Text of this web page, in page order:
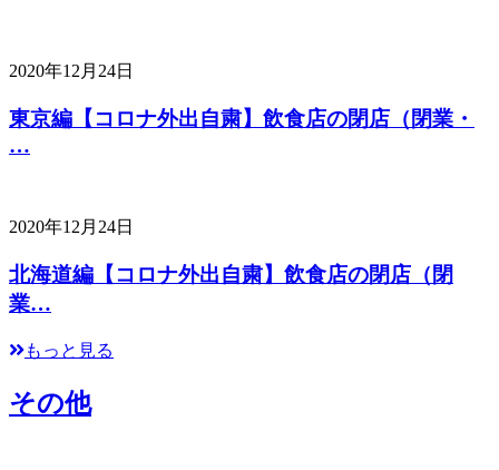
2020年12月24日
東京編【コロナ外出自粛】飲食店の閉店（閉業・
…
2020年12月24日
北海道編【コロナ外出自粛】飲食店の閉店（閉
業…
もっと見る
その他